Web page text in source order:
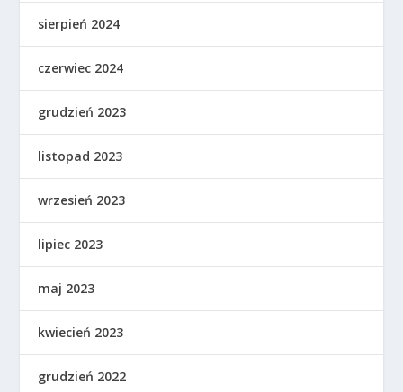
sierpień 2024
czerwiec 2024
grudzień 2023
listopad 2023
wrzesień 2023
lipiec 2023
maj 2023
kwiecień 2023
grudzień 2022